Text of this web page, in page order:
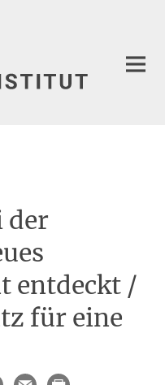
der
entdeckt /
für eine